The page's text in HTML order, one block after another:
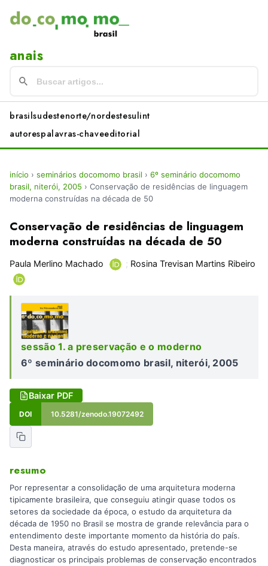
anais
brasilsudestenorte/nordestesulint
autorespalavras-chaveeditorial
início › seminários docomomo brasil › 6º seminário docomomo
brasil, niterói, 2005 › Conservação de residências de linguagem
moderna construídas na década de 50
Conservação de residências de linguagem
moderna construídas na década de 50
Paula Merlino Machado ; Rosina Trevisan Martins Ribeiro
sessão 1. a preservação e o moderno
6º seminário docomomo brasil, niterói, 2005
Baixar PDF
DOI 10.5281/zenodo.19072492
resumo
Por representar a consolidação de uma arquitetura moderna
tipicamente brasileira, que conseguiu atingir quase todos os
setores da sociedade da época, o estudo da arquitetura da
década de 1950 no Brasil se mostra de grande relevância para o
entendimento deste importante momento da história do país.
Desta maneira, através do estudo apresentado, pretende-se
diagnosticar os principais problemas de conservação encontrados